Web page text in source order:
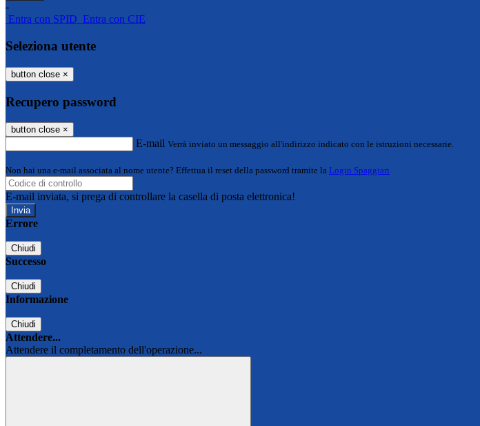
-
Entra con SPID Entra con CIE
Seleziona utente
button close ×
Recupero password
button close ×
E-mail Verrà inviato un messaggio all'indirizzo indicato con le istruzioni necessarie.
Non hai una e-mail associata al nome utente? Effettua il reset della password tramite la Login Spaggiari
E-mail inviata, si prega di controllare la casella di posta elettronica!
Errore
Chiudi
Successo
Chiudi
Informazione
Chiudi
Attendere...
Attendere il completamento dell'operazione...